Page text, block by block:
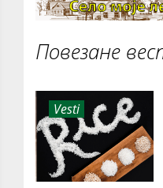
Повезане
Vesti